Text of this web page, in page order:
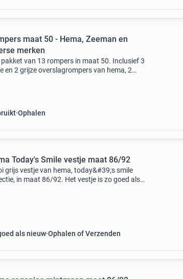
maat 50 - Hema, Zeeman en
merken
pakket van 13 rompers in maat 50. Inclusief 3
en 2 grijze overslagrompers van hema, 2
Ophalen
Today's Smile vestje maat 86/92
grijs vestje van hema, today&#39;s smile
in maat 86/92. Het vestje is zo goed als
als nieuw Ophalen of Verzenden